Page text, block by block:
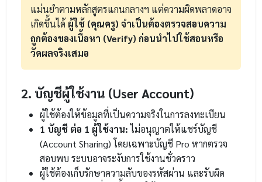
แม่นยำตามหลักสูตรแกนกลางฯ แต่ความผิดพลาดอาจ
เกิดขึ้นได้ ผู้ใช้ (คุณครู) จำเป็นต้องตรวจสอบความ
ถูกต้องของเนื้อหา (Verify) ก่อนนำไปใช้สอนหรือ
วัดผลจริงเสมอ
2. บัญชีผู้ใช้งาน (User Account)
ผู้ใช้ต้องให้ข้อมูลที่เป็นความจริงในการลงทะเบียน
1 บัญชี ต่อ 1 ผู้ใช้งาน:ไม่อนุญาตให้แชร์บัญชี
(Account Sharing) โดยเฉพาะบัญชี Pro หากตรวจ
สอบพบ ระบบอาจระงับการใช้งานชั่วคราว
ผู้ใช้ต้องเก็บรักษาความลับของรหัสผ่าน และรับผิด